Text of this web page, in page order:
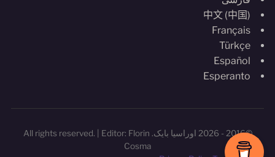
中文 (中国)
Français
Türkçe
Español
Esperanto
©2016 - 2026 اوراسیا بایک. All rights reserved. | Editor: Florin
Cosma